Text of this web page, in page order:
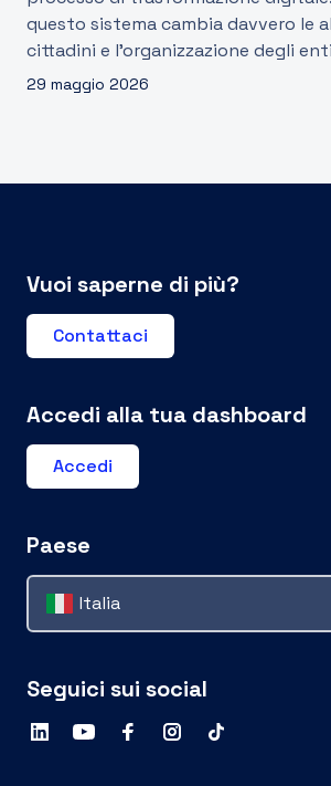
questo sistema cambia davvero le
cittadini e l’organizzazione degli
29 maggio 2026
Vuoi saperne di più?
Contattaci
Accedi alla tua dashboard
Accedi
Paese
Italia
Seguici sui social